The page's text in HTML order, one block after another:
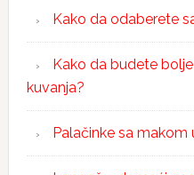
Kako da odaberete
Kako da budete
kuvanja?
Palačinke sa makom